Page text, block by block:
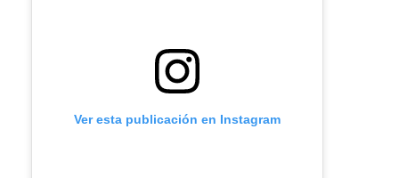
Ver esta publicación en Instagram